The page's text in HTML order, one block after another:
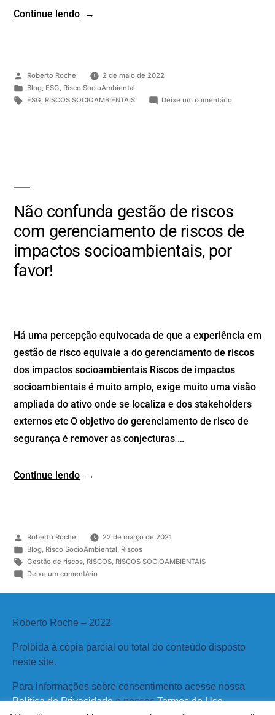
Continue lendo
Roberto Roche
2 de maio de 2022
Blog, ESG, Risco SocioAmbiental
ESG, RISCOS SOCIOAMBIENTAIS Deixe um comentário
Não confunda gestão de riscos
com gerenciamento de riscos de
impactos socioambientais, por
favor!
Há uma percepção equivocada de que a experiência em
gestão de risco equivale a do gerenciamento de riscos
dos impactos socioambientais Riscos de impactos
socioambientais é muito amplo, exige muito uma visão
ampliada do ativo onde se localiza e dos stakeholders
externos etc O objetivo do gerenciamento de risco de
segurança é remover as conjecturas …
Continue lendo
Roberto Roche
22 de março de 2021
Blog, Risco SocioAmbiental, Riscos
Gestão de riscos, RISCOS, RISCOS SOCIOAMBIENTAIS
Deixe um comentário
Roberto Roche – 2022
Proibida a cópia parcial ou total do conteúdo disposto
neste site.
Para informações sobre consentimento acesse nossa
Política de Privacidadee nossos Termos de Uso.